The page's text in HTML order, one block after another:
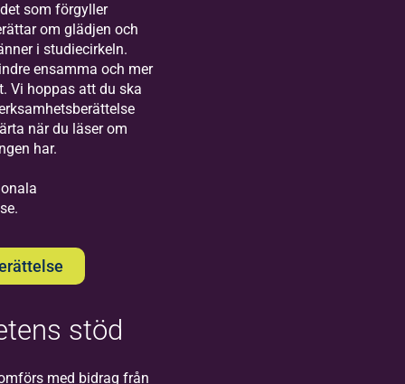
till oss på
Bilda i
Visby!
Södertälje
Välkommen till oss
Södertälje!
som förgyller
om glädjen och
i studiecirkeln.
ensamma och mer
Vi hoppas att du ska
när du läser om
har.
stöd
med bidrag från